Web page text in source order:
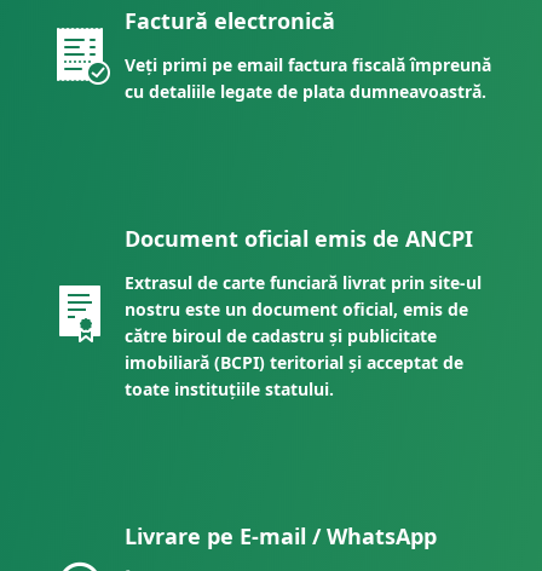
Factură electronică
Veți primi pe email factura fiscală împreună
cu detaliile legate de plata dumneavoastră.
Document oficial emis de ANCPI
Extrasul de carte funciară livrat prin site-ul
nostru este un document oficial, emis de
către biroul de cadastru și publicitate
imobiliară (BCPI) teritorial și acceptat de
toate instituțiile statului.
Livrare pe E-mail / WhatsApp